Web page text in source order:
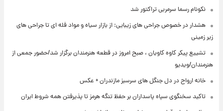
نکونام رسما سرمربی تراکتور شد
هشدار در خصوص جراحی های زیبایی: از بازار سیاه و مواد فله ای تا جراحی های
زیر زمینی
تشییع پیکر کاوه کاویان ، صبح امروز در قطعه هنرمندان برگزار شد/حضور جمعی از
هنرمندان/ویدیو
خانه ارواح در دل جنگل های سرسبز مازندران + عکس
تاکید سخنگوی سپاه پاسداران بر حفظ تنگه هرمز تا پذیرفتن همه شروط ایران